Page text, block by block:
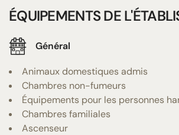
ÉQUIPEMENTS DE
Général
Animaux domestiques admis
Chambres non-fumeurs
Équipements pour les personnes
Chambres familiales
Ascenseur